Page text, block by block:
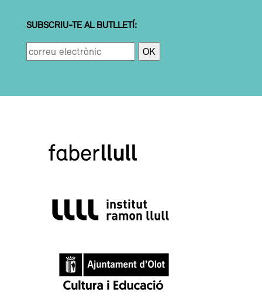
SUBSCRIU-TE AL BUTLLETÍ: